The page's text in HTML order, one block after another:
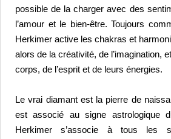
possible de la charger avec des
l’amour et le bien-être. Toujours
Herkimer active les chakras et
alors de la créativité, de l’imagination,
corps, de l’esprit et de leurs énergies.
Le vrai diamant est la pierre de
est associé au signe astrologique